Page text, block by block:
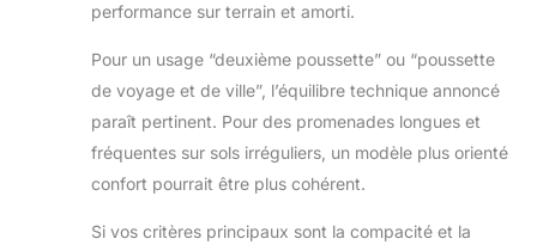
performance sur terrain et amorti.
Pour un usage “deuxième poussette” ou “poussette
de voyage et de ville”, l’équilibre technique annoncé
paraît pertinent. Pour des promenades longues et
fréquentes sur sols irréguliers, un modèle plus orienté
confort pourrait être plus cohérent.
Si vos critères principaux sont la compacité et la